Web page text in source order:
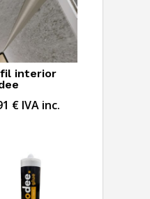
interior
€ IVA inc.